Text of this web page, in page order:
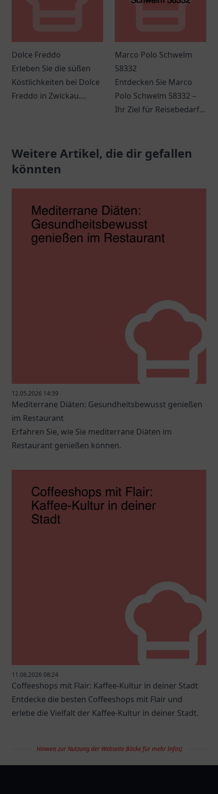
Dolce Freddo
Erleben Sie die süßen
Köstlichkeiten bei Dolce
Freddo in Zwickau.
Marco Polo Schwelm
58332
Entdecken Sie Marco
Polo Schwelm 58332 –
Ihr Ziel für Reisebedarf
Lassen Sie sich
inspirieren!
Weitere Artikel, die dir gefallen
könnten
12.05.2026 14:39
Mediterrane Diäten: Gesundheitsbewusst genießen
im Restaurant
Erfahren Sie, wie Sie mediterrane Diäten im
Restaurant genießen können.
11.06.2026 08:24
Coffeeshops mit Flair: Kaffee-Kultur in deiner Stadt
Entdecke die besten Coffeeshops mit Flair und
erlebe die Vielfalt der Kaffee-Kultur in deiner Stadt.
Hinweis zur Nutzung der Webseite (klicke für mehr Infos)